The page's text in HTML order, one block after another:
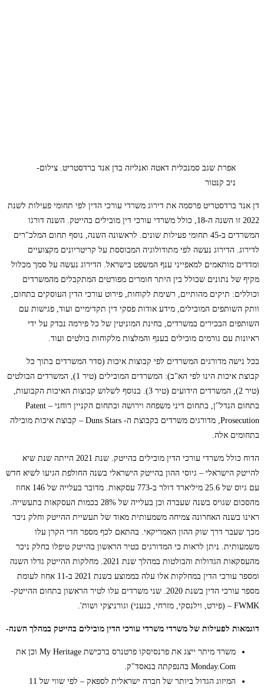
אפרת שגב סמנכלית דאטה ואנליזה בדן אנד ברדסטריט. צילום-
ניב קנטור
דן אנד ברדסטריט פרסמה את דירוג משרדי עורכי הדין לפי תחומי פעילות לשנת
2022 זו השנה ה-18, כולל משרדי עורכי דין מובילים בהייטק. השנה דורגו
המשרדים ב-45 תחומי פעילות שונים. לראשונה השנה, נוסף תחום המלכ"רים
לדירוג. הדירוג נעשה לפי מתודולוגיה המבוססת על קריטריונים מקצועיים
ומדדים מותאמים למאפייני ענף המשפט בישראל. הדירוג נעשה על סמך מכלול
מקיף של נתונים שכולל בין היתר חומרים מפורטים המתקבלים מהמשרדים
וכוללים: תיקים מהותיים, רשימת לקוחות, פירוט עורכי הדין העוסקים בתחום,
וותק השותפים המובילים, מידע אודות פסקי דין תקדימיים ועוד, פגישות עם
השותפים הבכירים במשרדים, בחינת המוניטין של כל פירמה נבדק על ידי
ראיונות עם גורמים מובילים בענף והמלצות מלקוחות בולטים ועוד.
בכל נישה מדורגים המשרדים לפי קבוצות איכות (סדר המשרדים בתוך כל
קבוצת איכות הינו לפי הא"ב): המשרדים המובילים (טיר 1), המשרדים הבולטים
(טיר 2), המשרדים הידועים (טיר 3). בנוסף לשלוש קבוצות האיכות הקבועות,
בתחום הנדל"ן, בתחום דיני משפחה וירושה ובתחום הקניין רוחני – Patent
Prosecution, מדורגים משרדים בקבוצת ה- Duns Stars
– קבוצת איכות מובילה
בתחומים אלה.
הדוח כולל משרדי עורכי הדין מובילים בהייטק. שנת 2021 הייתה שנת שיא
להייטק הישראלי – גיוסי ההון בהייטק הישראלי בשנה החולפת הגיעו לשיא חדש
עם גיוס של 25.6 מיליארד דולר ב-773 עסקאות. מדובר בעלייה של 146 אחוז
מהסכום שגויס בשנה שעברה וכן בעלייה של 28% בכמות העסקאות בתעשייה.
ראינו בשנה האחרונה צמיחה משמעותית מאוד של תעשיית ההייטק וחלק ניכר
מכך שעבר דרך שוק ההון האמריקאי. בהתאם לכף מספר חדי הקרן עלו
משמעותית. ניתן לראות כי המדורגים בטיר הראשון בהייטק טיפלו בחלק ניכר
מהעסקאות הגדולות והבולטות במהלך שנת 2021. מחלקות ההייטק גדלו השנה
ומספר עורכי הדין במחלקות אלו עלה בממוצע בשנת 2021 ב-11 אחוז לעומת
מספר עורכי הדין בשנת 2020. שני משרדים עלו לטיר הראשון בתחום ההייטק-
FWMK – (פירט, וילנסקי, מזרחי, כנעני) וגורניצקי ושות'.
דוגמאות לפעילות של משרדי משרדי עורכי הדין מובילים בהייטק במהלך השנה-
משרד מיתר ייצג את פרנסיסקו פרטנרס ברכישת My Heritage וכן את
Monday.Com בהנפקתה בנאסד"ק.
המיזוג הגדול ביותר של חברה ישראלית לספאק – לפי שווי של 11